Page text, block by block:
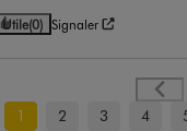
Utile(0) Signaler
1 2 3 4